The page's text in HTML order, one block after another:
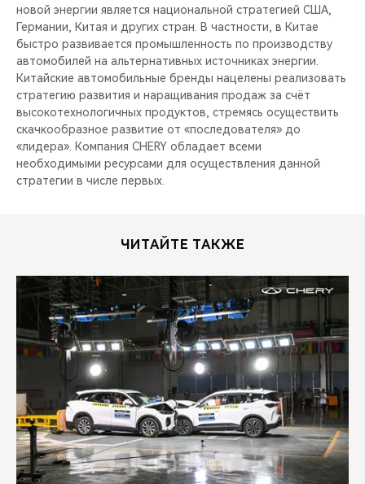
новой энергии является национальной стратегией США,
Германии, Китая и других стран. В частности, в Китае
быстро развивается промышленность по производству
автомобилей на альтернативных источниках энергии.
Китайские автомобильные бренды нацелены реализовать
стратегию развития и наращивания продаж за счёт
высокотехнологичных продуктов, стремясь осуществить
скачкообразное развитие от «последователя» до
«лидера». Компания CHERY обладает всеми
необходимыми ресурсами для осуществления данной
стратегии в числе первых.
ЧИТАЙТЕ ТАКЖЕ